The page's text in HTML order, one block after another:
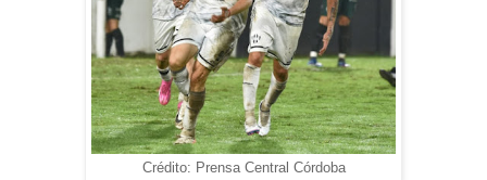
Crédito: Prensa Central Córdoba